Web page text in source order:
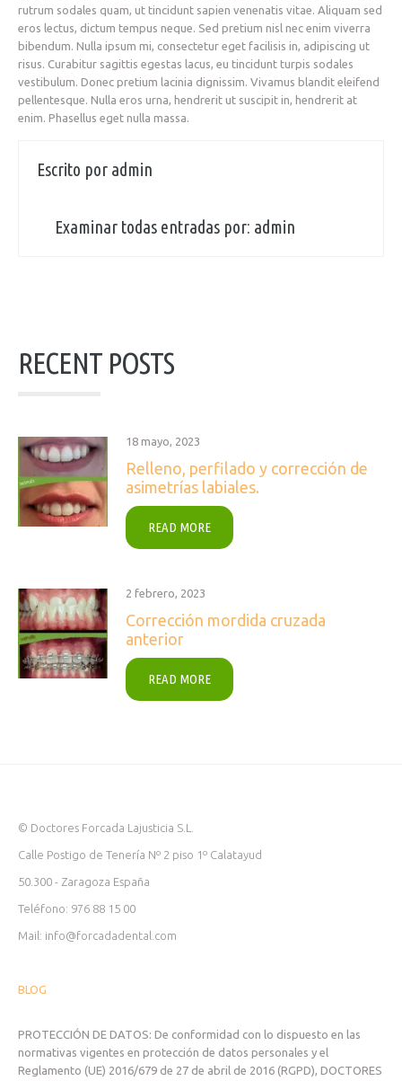
rutrum sodales quam, ut tincidunt sapien venenatis vitae. Aliquam sed
eros lectus, dictum tempus neque. Sed pretium nisl nec enim viverra
bibendum. Nulla ipsum mi, consectetur eget facilisis in, adipiscing ut
risus. Curabitur sagittis egestas lacus, eu tincidunt turpis sodales
vestibulum. Donec pretium lacinia dignissim. Vivamus blandit eleifend
pellentesque. Nulla eros urna, hendrerit ut suscipit in, hendrerit at
enim. Phasellus eget nulla massa.
Escrito por admin
Examinar todas entradas por: admin
RECENT POSTS
18 mayo, 2023
Relleno, perfilado y corrección de
asimetrías labiales.
READ MORE
2 febrero, 2023
Corrección mordida cruzada
anterior
READ MORE
© Doctores Forcada Lajusticia S.L.
Calle Postigo de Tenería Nº 2 piso 1º Calatayud
50.300 - Zaragoza España
Teléfono: 976 88 15 00
Mail: info@forcadadental.com
BLOG
PROTECCIÓN DE DATOS: De conformidad con lo dispuesto en las
normativas vigentes en protección de datos personales y el
Reglamento (UE) 2016/679 de 27 de abril de 2016 (RGPD), DOCTORES